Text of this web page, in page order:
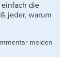
die
jeder, warum
melden